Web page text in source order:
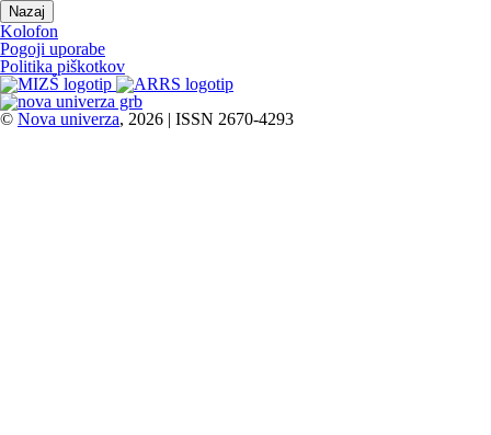
Nazaj
Kolofon
Pogoji uporabe
Politika piškotkov
© Nova univerza, 2026 | ISSN 2670-4293